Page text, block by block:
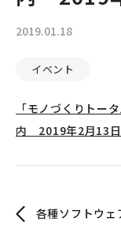
2019.01.18
イベント
「モノづくりトー
内 2019年2月13
各種ソフトウェ